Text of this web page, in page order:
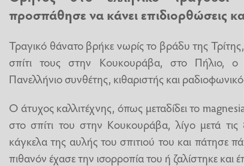
προσπάθησε να κάνει επιδιορθώσεις
Τραγικό θάνατο βρήκε νωρίς το βράδυ της
σπίτι τους στην Κουκουράβα, στο Πήλιο,
Πανελλήνιο συνθέτης, κιθαριστής και
Ο άτυχος καλλιτέχνης, όπως μεταδίδει το
στο σπίτι του στην Κουκουράβα, λίγο μετά
κάγκελα της αυλής του σπιτιού του και πάτησε
πιθανόν έχασε την ισορροπία του ή ζαλίστηκε και